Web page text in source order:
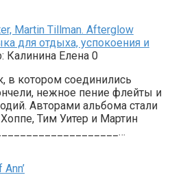
Martin Tillman. Afterglow
для отдыха, успокоения и
Калинина Елена 0
в котором соединились
нежное пение флейты и
Авторами альбома стали
Тим Уитер и Мартин